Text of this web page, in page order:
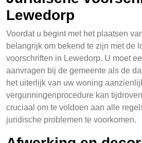
Lewedorp
Voordat u begint met het plaatsen
belangrijk om bekend te zijn met de
voorschriften in Lewedorp. U moet
aanvragen bij de gemeente als de
het uiterlijk van uw woning
vergunningenprocedure kan
cruciaal om te voldoen aan alle
juridische problemen te voorkomen.